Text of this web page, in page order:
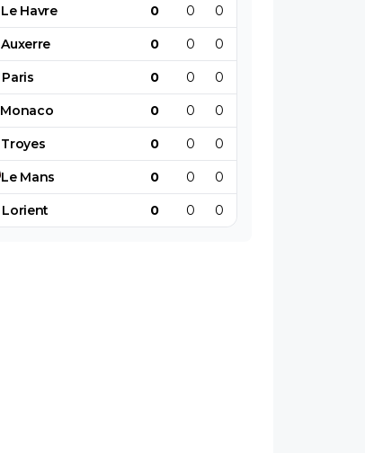
Le Havre 0 0 0
Auxerre 0 0 0
Paris 0 0 0
Monaco 0 0 0
Troyes 0 0 0
Le Mans 0 0 0
Lorient 0 0 0